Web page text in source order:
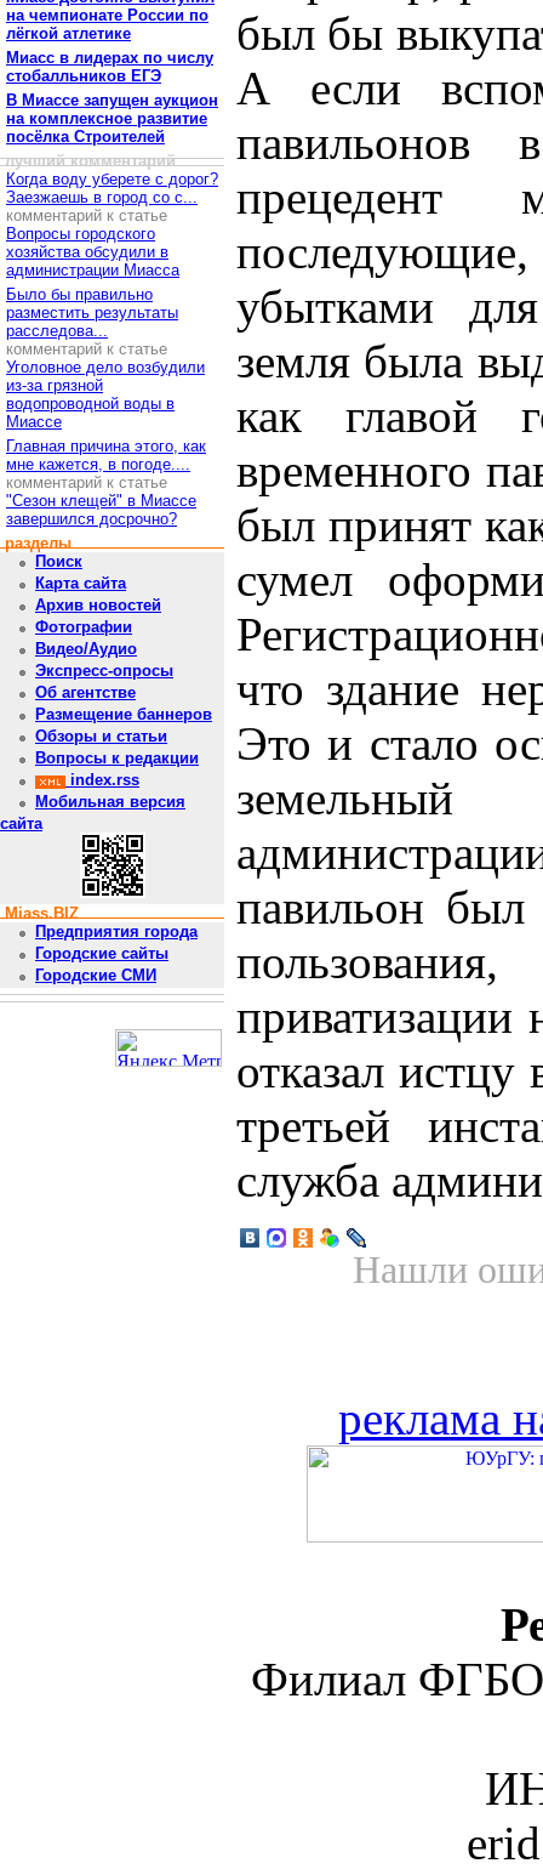
на чемпионате России по
лёгкой атлетике
Миасс в лидерах по числу
стобалльников ЕГЭ
В Миассе запущен аукцион
на комплексное развитие
посёлка Строителей
лучший комментарий
Когда воду уберете с дорог?
Заезжаешь в город со с...
комментарий к статье
Вопросы городского
хозяйства обсудили в
администрации Миасса
Было бы правильно
разместить результаты
расследова...
комментарий к статье
Уголовное дело возбудили
из-за грязной
водопроводной воды в
Миассе
Главная причина этого, как
мне кажется, в погоде....
комментарий к статье
"Сезон клещей" в Миассе
завершился досрочно?
разделы
Поиск
Карта сайта
Архив новостей
Фотографии
Видео/Аудио
Экспресс-опросы
Об агентстве
Размещение баннеров
Обзоры и статьи
Вопросы к редакции
index.rss
Мобильная версия
сайта
Miass.BIZ
Предприятия города
Городские сайты
Городские СМИ
был бы
А если
павильонов
убытками
земля была
как главой
временного
был принят
сумел
что здание
Это и стало
земельный
павильон был
приватизации
отказал истцу
третьей
служба
Нашли
реклама
Филиал